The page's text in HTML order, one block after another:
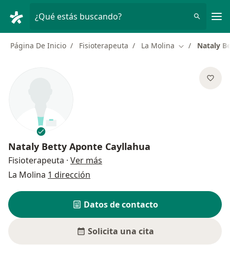
¿Qué estás buscando?
Página De Inicio Fisioterapeuta La Molina Cambiar de
Nataly
Nataly Betty Aponte Cayllahua
Fisioterapeuta · Ver más
La Molina 1 dirección
Datos de contacto
Solicita una cita